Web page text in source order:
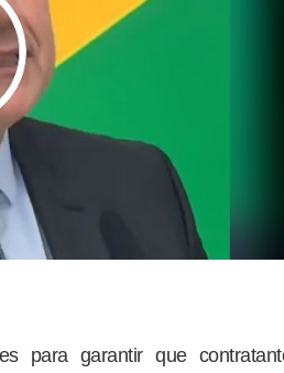
para garantir que